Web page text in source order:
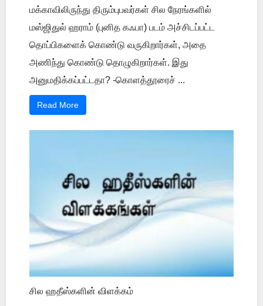
மக்காவிலிருந்து திரும்புபவர்கள் சில நேரங்களில்
மஸ்ஜிதுல் ஹராம் (புனித கஃபா) படம் அச்சிடப்பட்ட
தொப்பிகளைக் கொண்டு வருகிறார்கள், அதை
அணிந்து கொண்டு தொழுகிறார்கள். இது
அனுமதிக்கப்பட்டதா? -கொளத்தூரைச் ...
Read More
சில ஹதீஸ்களின் விளக்கம்